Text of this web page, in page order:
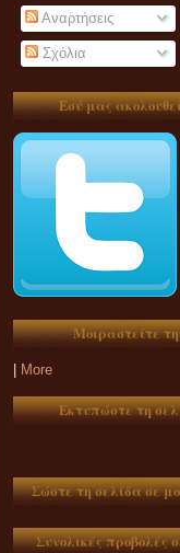
Αναρτήσεις
Σχόλια
Εσύ μας
Μοιραστείτε
More
Εκτυπώστε τη
Σώστε τη σελίδα σε
Συνολικές προβολές